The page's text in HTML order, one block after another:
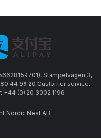
Stämpelvägen 3,
44 99 20 Customer service:
+44 (0) 20 3002 1196
Nordic Nest AB